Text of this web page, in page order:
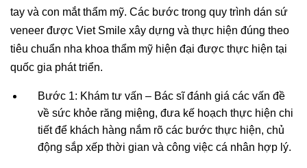
tay và con mắt thẩm mỹ. Các bước trong quy trình dán sứ
veneer được Viet Smile xây dựng và thực hiện đúng theo
tiêu chuẩn nha khoa thẩm mỹ hiện đại được thực hiện tại
quốc gia phát triển.
Bước 1: Khám tư vấn – Bác sĩ đánh giá các vấn đề
về sức khỏe răng miệng, đưa kế hoạch thực hiện chi
tiết để khách hàng nắm rõ các bước thực hiện, chủ
động sắp xếp thời gian và công việc cá nhân hợp lý.